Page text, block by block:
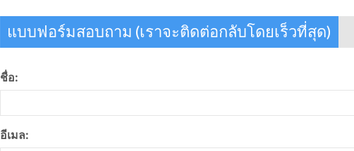
แบบฟอร์มสอบถาม (เราจะติดต่อกลับโดยเร็วที่สุด)
ชื่อ:
อีเมล: